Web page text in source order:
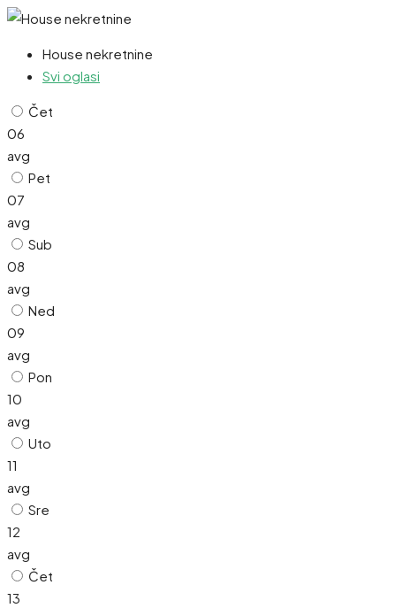
House nekretnine
Svi oglasi
Čet
06
avg
Pet
07
avg
Sub
08
avg
Ned
09
avg
Pon
10
avg
Uto
11
avg
Sre
12
avg
Čet
13